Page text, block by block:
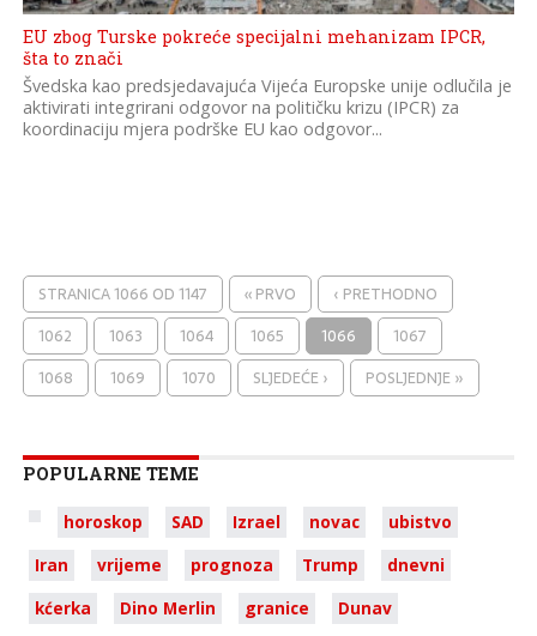
EU zbog Turske pokreće specijalni mehanizam IPCR,
šta to znači
Švedska kao predsjedavajuća Vijeća Europske unije odlučila je
aktivirati integrirani odgovor na političku krizu (IPCR) za
koordinaciju mjera podrške EU kao odgovor...
STRANICA 1066 OD 1147 « PRVO
‹ PRETHODNO
1062
1063 1064 1065 1066
1067
1068
1069 1070 SLJEDEĆE › POSLJEDNJE »
POPULARNE TEME
horoskop SAD Izrael novac
ubistvo
Iran
vrijeme prognoza Trump
dnevni
kćerka
Dino Merlin granice Dunav